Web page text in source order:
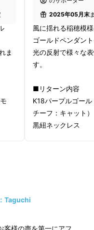
4961
パープル
ルド」として誕生
ま
2025年05月末
風に揺れる稲穂模
ゴールドペンダン
光の反射で様々な
す。
■リターン内容
K18パープルゴー
チーフ：キャット）
黒紐ネックレス
Taguchi
客様の声を第一にアフ